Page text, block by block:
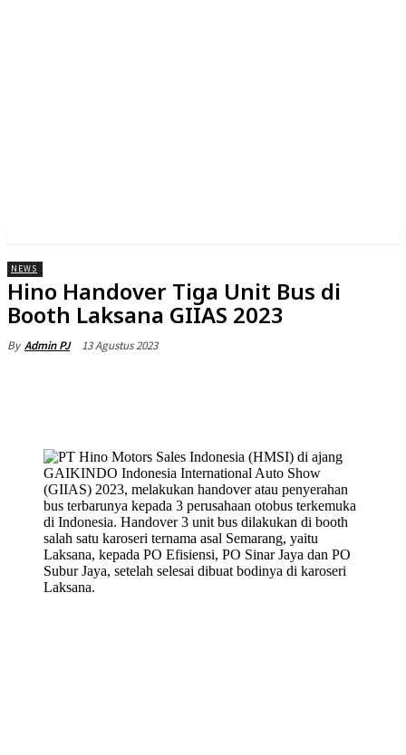
NEWS
Hino Handover Tiga Unit Bus di
Booth Laksana GIIAS 2023
By Admin PJ 13 Agustus 2023